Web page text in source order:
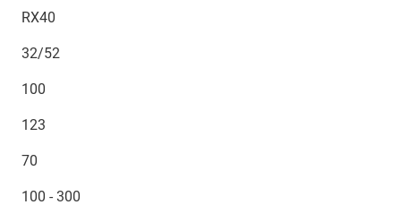
RX40
32/52
100
123
70
100 - 300